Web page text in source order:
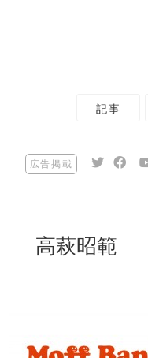
記事
広告掲載
高萩昭範